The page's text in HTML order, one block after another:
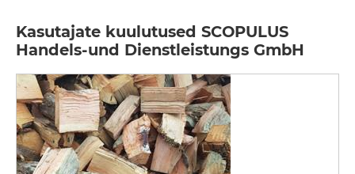
Kasutajate kuulutused SCOPULUS
Handels-und Dienstleistungs GmbH